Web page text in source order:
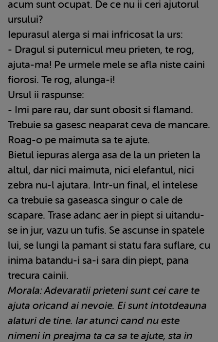
acum sunt ocupat. De ce nu ii ceri ajutorul
ursului?
Iepurasul alerga si mai infricosat la urs:
- Dragul si puternicul meu prieten, te rog,
ajuta-ma! Pe urmele mele se afla niste caini
fiorosi. Te rog, alunga-i!
Ursul ii raspunse:
- Imi pare rau, dar sunt obosit si flamand.
Trebuie sa gasesc neaparat ceva de mancare.
Roag-o pe maimuta sa te ajute.
Bietul iepuras alerga asa de la un prieten la
altul, dar nici maimuta, nici elefantul, nici
zebra nu-l ajutara. Intr-un final, el intelese
ca trebuie sa gaseasca singur o cale de
scapare. Trase adanc aer in piept si uitandu-
se in jur, vazu un tufis. Se ascunse in spatele
lui, se lungi la pamant si statu fara suflare, cu
inima batandu-i sa-i sara din piept, pana
trecura cainii.
Morala: Adevaratii prieteni sunt cei care te
ajuta oricand ai nevoie. Ei sunt intotdeauna
alaturi de tine. Iar atunci cand nu este
nimeni in preajma ta ca sa te ajute, sta in